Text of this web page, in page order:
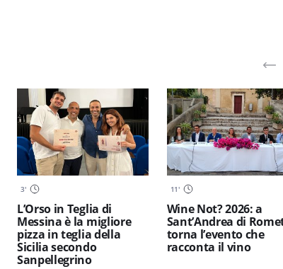
3'
L’Orso in Teglia di
Messina è la migliore
pizza in teglia della
Sicilia secondo
Sanpellegrino
11'
Wine Not? 2026: a
Sant’Andrea di
torna l’evento che
racconta il vino